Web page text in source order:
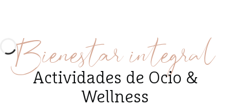
Bienestar integral
Actividades de Ocio &
Wellness